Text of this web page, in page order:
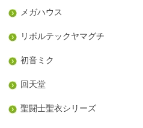
メガハウス
リボルテックヤマグチ
初音ミク
回天堂
聖闘士聖衣シリーズ